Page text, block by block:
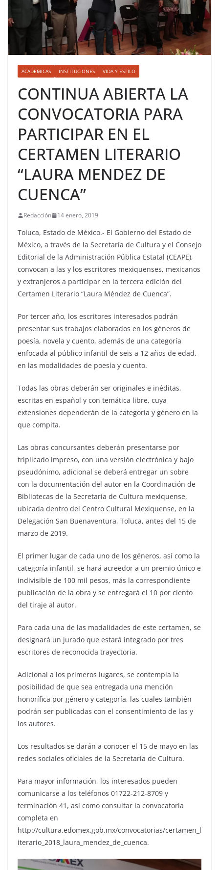
ACADEMICAS INSTITUCIONES VIDA Y ESTILO
CONTINUA ABIERTA LA
CONVOCATORIA PARA
PARTICIPAR EN EL
CERTAMEN LITERARIO
“LAURA MENDEZ DE
CUENCA”
Redacción 14 enero, 2019
Toluca, Estado de México.- El Gobierno del Estado de
México, a través de la Secretaría de Cultura y el Consejo
Editorial de la Administración Pública Estatal (CEAPE),
convocan a las y los escritores mexiquenses, mexicanos
y extranjeros a participar en la tercera edición del
Certamen Literario “Laura Méndez de Cuenca”.
Por tercer año, los escritores interesados podrán
presentar sus trabajos elaborados en los géneros de
poesía, novela y cuento, además de una categoría
enfocada al público infantil de seis a 12 años de edad,
en las modalidades de poesía y cuento.
Todas las obras deberán ser originales e inéditas,
escritas en español y con temática libre, cuya
extensiones dependerán de la categoría y género en la
que compita.
Las obras concursantes deberán presentarse por
triplicado impreso, con una versión electrónica y bajo
pseudónimo, adicional se deberá entregar un sobre
con la documentación del autor en la Coordinación de
Bibliotecas de la Secretaría de Cultura mexiquense,
ubicada dentro del Centro Cultural Mexiquense, en la
Delegación San Buenaventura, Toluca, antes del 15 de
marzo de 2019.
El primer lugar de cada uno de los géneros, así como la
categoría infantil, se hará acreedor a un premio único e
indivisible de 100 mil pesos, más la correspondiente
publicación de la obra y se entregará el 10 por ciento
del tiraje al autor.
Para cada una de las modalidades de este certamen, se
designará un jurado que estará integrado por tres
escritores de reconocida trayectoria.
Adicional a los primeros lugares, se contempla la
posibilidad de que sea entregada una mención
honorífica por género y categoría, las cuales también
podrán ser publicadas con el consentimiento de las y
los autores.
Los resultados se darán a conocer el 15 de mayo en las
redes sociales oficiales de la Secretaría de Cultura.
Para mayor información, los interesados pueden
comunicarse a los teléfonos 01722-212-8709 y
terminación 41, así como consultar la convocatoria
completa en
http://cultura.edomex.gob.mx/convocatorias/certamen_l
iterario_2018_laura_mendez_de_cuenca.